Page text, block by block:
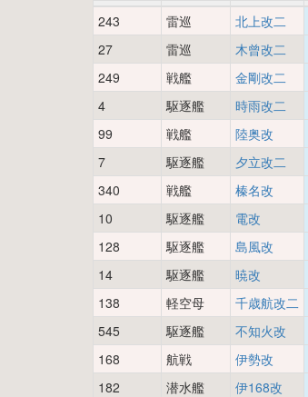
243 雷巡 北上改二
27
雷巡 木曾改二
249
戦艦 金剛改二
4
駆逐艦 時雨改二
99
戦艦 陸奥改
7
駆逐艦 夕立改二
340
戦艦 榛名改
10
駆逐艦 電改
128
駆逐艦 島風改
14
駆逐艦 暁改
138
軽空母 千歳航改二
545
駆逐艦 不知火改
168
航戦 伊勢改
182
潜水艦 伊168改